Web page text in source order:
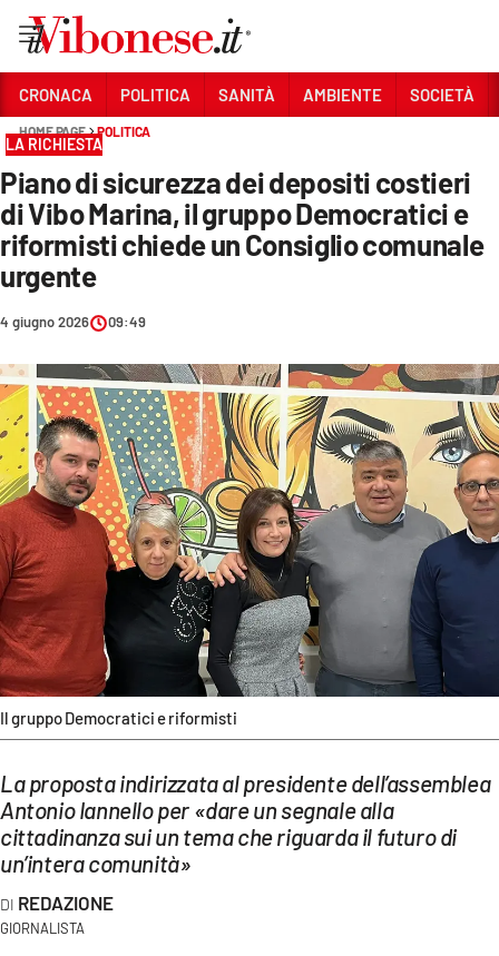
Sezioni
CRONACA
POLITICA
SANITÀ
AMBIENTE
SOCIETÀ
CULTURA
ECONOMIA E LAVORO
EVENTI
SPORT
Streaming
LAC TV
LAC NETWORK
LaC
Network
LACTV.IT
CRONACA POLITICA SANITÀ AMBIENTE SOCIETÀ
HOME PAGE POLITICA
LA RICHIESTA
Piano di sicurezza dei depositi costieri
di Vibo Marina, il gruppo Democratici e
riformisti chiede un Consiglio comunale
urgente
Il gruppo Democratici e riformisti
4 giugno 2026 09:49
La proposta indirizzata al presidente dell’assemblea
Antonio Iannello per «dare un segnale alla
cittadinanza sui un tema che riguarda il futuro di
un’intera comunità»
REDAZIONE
GIORNALISTA